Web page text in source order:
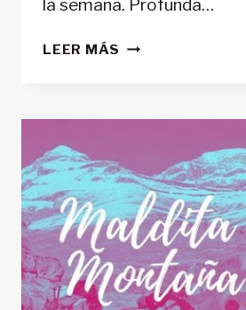
la semana. Profunda…
LEER MÁS ‘MALDITA
INVERNAL:
ASÍ
FUE
LA
CIMA
DE
ALEX